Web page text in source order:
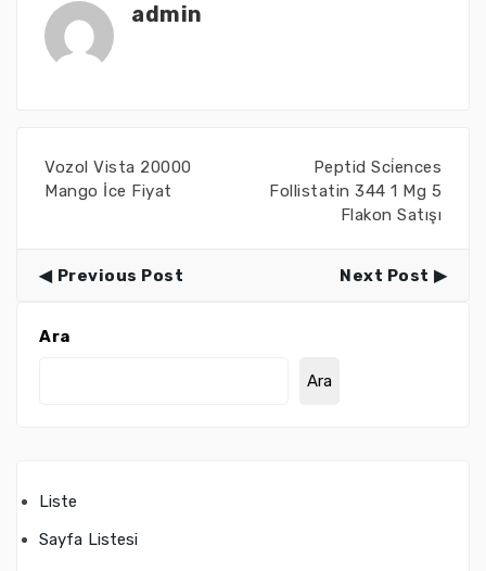
admin
Vozol Vista 20000
Mango İce Fiyat
Peptid Sci̇ences
Follistatin 344 1 Mg 5
Flakon Satışı
Previous Post Next Post
Ara
Ara
Liste
Sayfa Listesi